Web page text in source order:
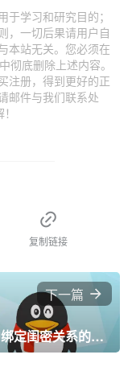
学习和研究目的；
，一切后果请用户自
本站无关。您必须在
彻底删除上述内容。
注册，得到更好的正
邮件与我们联系处
复制链接
下一篇
qq中绑定闺密关系的简单操作教程